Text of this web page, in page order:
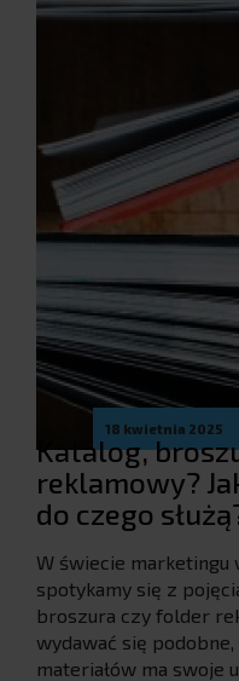
18 kwietnia 2025
Katalog,
reklamowy?
do czego
W świecie marketingu
spotykamy się z
broszura czy folder
wydawać się
materiałów ma swoje